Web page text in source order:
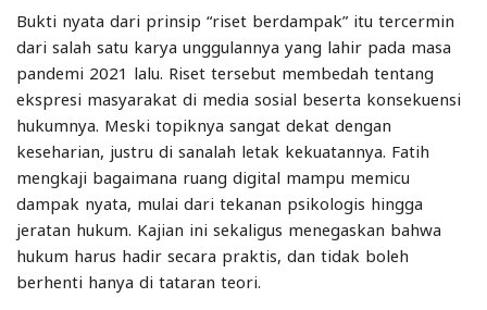
Bukti nyata dari prinsip “riset berdampak” itu tercermin
dari salah satu karya unggulannya yang lahir pada masa
pandemi 2021 lalu. Riset tersebut membedah tentang
ekspresi masyarakat di media sosial beserta konsekuensi
hukumnya. Meski topiknya sangat dekat dengan
keseharian, justru di sanalah letak kekuatannya. Fatih
mengkaji bagaimana ruang digital mampu memicu
dampak nyata, mulai dari tekanan psikologis hingga
jeratan hukum. Kajian ini sekaligus menegaskan bahwa
hukum harus hadir secara praktis, dan tidak boleh
berhenti hanya di tataran teori.